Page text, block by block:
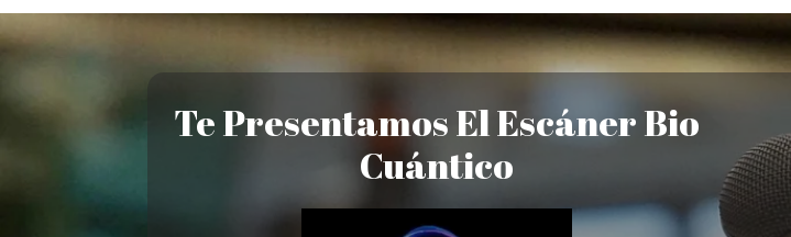
Te Presentamos El Escáner Bio
Cuántico